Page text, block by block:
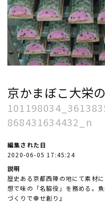
京かまぼこ大栄
868431634432_n
編集された日
2020-06-05 17:45:24
説明
歴史ある京都西陣の地にて素材
想で味の「名脇役」を務める。
づくりで幸せ創り』